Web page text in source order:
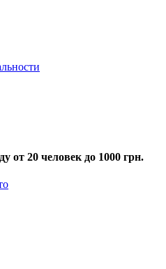
от 20 человек до 1000 грн.